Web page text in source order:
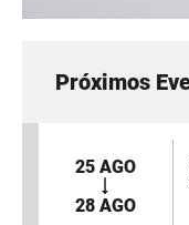
Próximos
25 AGO
28 AGO